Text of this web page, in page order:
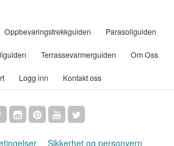
Oppbevaringstrekkguiden Parasollguiden
Terrassevarmerguiden Om Oss
Logg inn Kontakt oss
Sikkerhet og personvern